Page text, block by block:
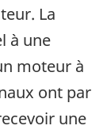
La
à une
moteur à
ont par
une